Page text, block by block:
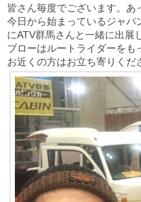
皆さん毎度でございます。あ
今日から始まっているジャパ
にATV群馬さんと一緒に出展
ブローはルートライダーをも
お近くの方はお立ち寄りくだ